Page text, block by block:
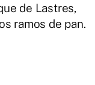
de Lastres,
ramos de pan.